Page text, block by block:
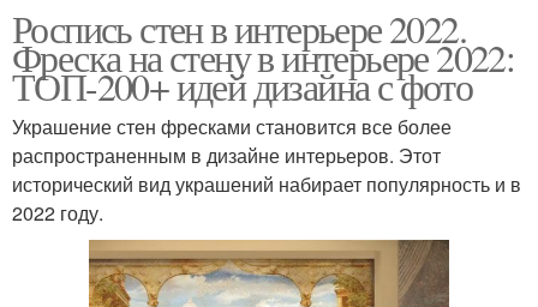
Роспись стен в интерьере 2022.
Фреска на стену в интерьере 2022:
ТОП-200+ идей дизайна с фото
Украшение стен фресками становится все более
распространенным в дизайне интерьеров. Этот
исторический вид украшений набирает популярность и в
2022 году.